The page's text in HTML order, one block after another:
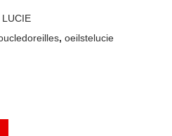
LUCIE
, oeilstelucie